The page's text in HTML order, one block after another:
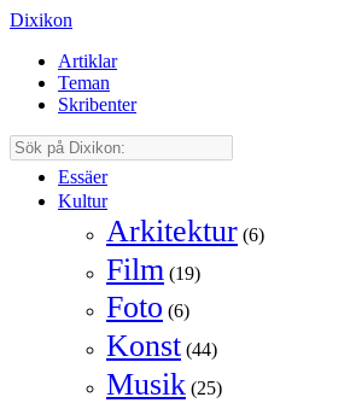
Dixikon
Artiklar
Teman
Skribenter
Essäer
Kultur
Arkitektur (6)
Film (19)
Foto (6)
Konst (44)
Musik (25)